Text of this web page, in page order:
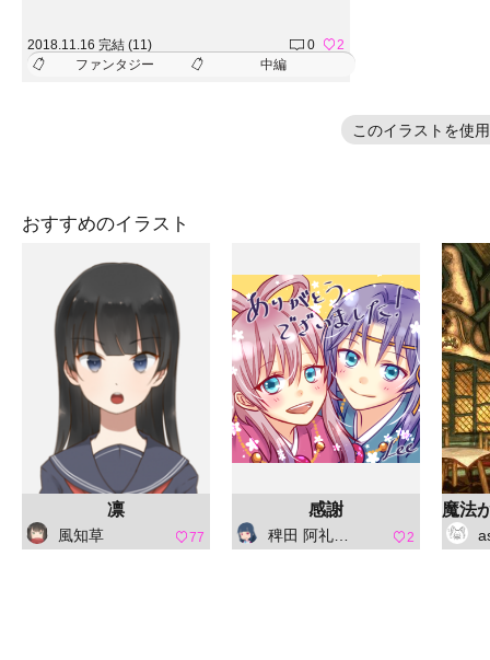
2018.11.16 完結 (11) 0
2
ファンタジー
中編
このイラストを使
おすすめのイラスト
凛
風知草 77
感謝
稗田 阿礼（ひえだ あれ） 2